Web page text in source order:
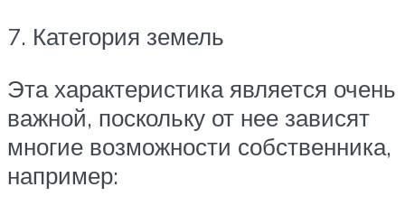
7. Категория земель
Эта характеристика является очень
важной, поскольку от нее зависят
многие возможности собственника,
например: